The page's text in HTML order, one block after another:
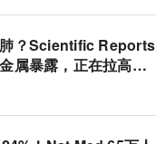
？Scientific Reports
属暴露，正在拉高慢
险